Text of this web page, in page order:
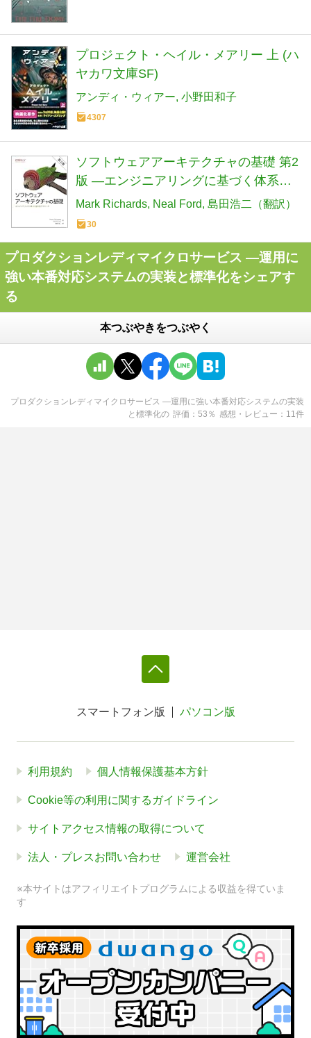
プロジェクト・ヘイル・メアリー 上 (ハ
ヤカワ文庫SF)
アンディ・ウィアー 小野田和子
4307
ソフトウェアアーキテクチャの基礎 第2
版 ―エンジニアリングに基づく体系的
アプローチ
Mark Richards Neal Ford 島田浩二（翻訳）
30
プロダクションレディマイクロサービス ―運用に
強い本番対応システムの実装と標準化をシェアす
る
本つぶやきをつぶやく
プロダクションレディマイクロサービス ―運用に強い本番対応システムの実装
と標準化の 評価 53 ％ 感想・レビュー 11 件
スマートフォン版 パソコン版
利用規約 個人情報保護基本方針
Cookie等の利用に関するガイドライン
サイトアクセス情報の取得について
法人・プレスお問い合わせ 運営会社
※本サイトはアフィリエイトプログラムによる収益を得ていま
す